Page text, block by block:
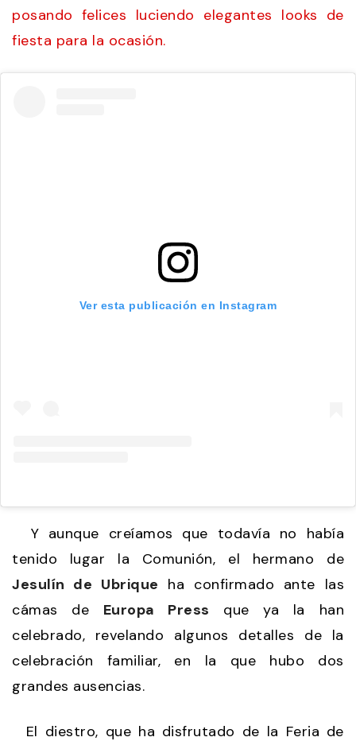
posando felices luciendo elegantes looks de
fiesta para la ocasión.
Ver esta publicación en Instagram
Y aunque creíamos que todavía no había
tenido lugar la Comunión, el hermano de
Jesulín de Ubrique ha confirmado ante las
cámas de Europa Press que ya la han
celebrado, revelando algunos detalles de la
celebración familiar, en la que hubo dos
grandes ausencias.
El diestro, que ha disfrutado de la Feria de